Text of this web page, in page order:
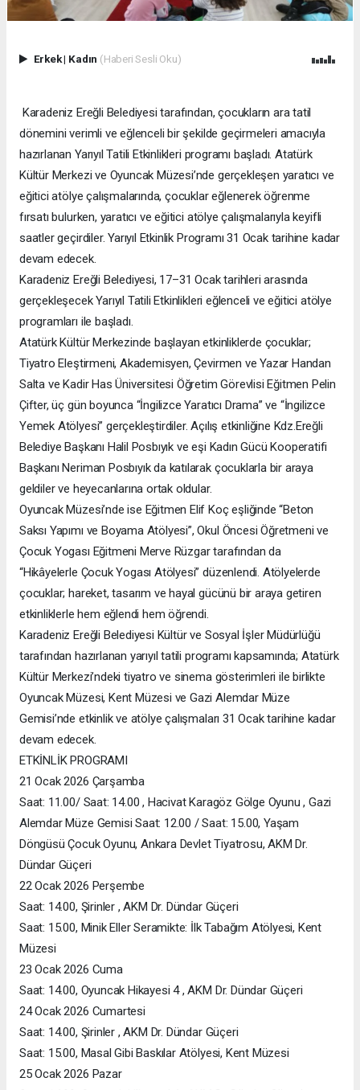
Erkek| Kadın (Haberi Sesli Oku)
Karadeniz Ereğli Belediyesi tarafından, çocukların ara tatil
dönemini verimli ve eğlenceli bir şekilde geçirmeleri amacıyla
hazırlanan Yarıyıl Tatili Etkinlikleri programı başladı. Atatürk
Kültür Merkezi ve Oyuncak Müzesi’nde gerçekleşen yaratıcı ve
eğitici atölye çalışmalarında, çocuklar eğlenerek öğrenme
fırsatı bulurken, yaratıcı ve eğitici atölye çalışmalarıyla keyifli
saatler geçirdiler. Yarıyıl Etkinlik Programı 31 Ocak tarihine kadar
devam edecek.
Karadeniz Ereğli Belediyesi, 17–31 Ocak tarihleri arasında
gerçekleşecek Yarıyıl Tatili Etkinlikleri eğlenceli ve eğitici atölye
programları ile başladı.
Atatürk Kültür Merkezinde başlayan etkinliklerde çocuklar;
Tiyatro Eleştirmeni, Akademisyen, Çevirmen ve Yazar Handan
Salta ve Kadir Has Üniversitesi Öğretim Görevlisi Eğitmen Pelin
Çifter, üç gün boyunca “İngilizce Yaratıcı Drama” ve “İngilizce
Yemek Atölyesi” gerçekleştirdiler. Açılış etkinliğine Kdz.Ereğli
Belediye Başkanı Halil Posbıyık ve eşi Kadın Gücü Kooperatifi
Başkanı Neriman Posbıyık da katılarak çocuklarla bir araya
geldiler ve heyecanlarına ortak oldular.
Oyuncak Müzesi’nde ise Eğitmen Elif Koç eşliğinde “Beton
Saksı Yapımı ve Boyama Atölyesi”, Okul Öncesi Öğretmeni ve
Çocuk Yogası Eğitmeni Merve Rüzgar tarafından da
“Hikâyelerle Çocuk Yogası Atölyesi” düzenlendi. Atölyelerde
çocuklar; hareket, tasarım ve hayal gücünü bir araya getiren
etkinliklerle hem eğlendi hem öğrendi.
Karadeniz Ereğli Belediyesi Kültür ve Sosyal İşler Müdürlüğü
tarafından hazırlanan yarıyıl tatili programı kapsamında; Atatürk
Kültür Merkezi’ndeki tiyatro ve sinema gösterimleri ile birlikte
Oyuncak Müzesi, Kent Müzesi ve Gazi Alemdar Müze
Gemisi’nde etkinlik ve atölye çalışmaları 31 Ocak tarihine kadar
devam edecek.
ETKİNLİK PROGRAMI
21 Ocak 2026 Çarşamba
Saat: 11.00/ Saat: 14.00 , Hacivat Karagöz Gölge Oyunu , Gazi
Alemdar Müze Gemisi Saat: 12.00 / Saat: 15.00, Yaşam
Döngüsü Çocuk Oyunu, Ankara Devlet Tiyatrosu, AKM Dr.
Dündar Güçeri
22 Ocak 2026 Perşembe
Saat: 14.00, Şirinler , AKM Dr. Dündar Güçeri
Saat: 15.00, Minik Eller Seramikte: İlk Tabağım Atölyesi, Kent
Müzesi
23 Ocak 2026 Cuma
Saat: 14.00, Oyuncak Hikayesi 4 , AKM Dr. Dündar Güçeri
24 Ocak 2026 Cumartesi
Saat: 14.00, Şirinler , AKM Dr. Dündar Güçeri
Saat: 15.00, Masal Gibi Baskılar Atölyesi, Kent Müzesi
25 Ocak 2026 Pazar